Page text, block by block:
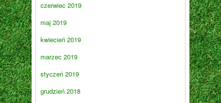
czerwiec 2019
maj 2019
kwiecień 2019
marzec 2019
styczeń 2019
grudzień 2018